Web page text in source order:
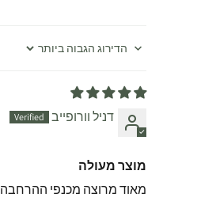
Sort by
דניל וורופייב
מוצר מעולה
מאוד מרוצה מכנפי ההרחבה